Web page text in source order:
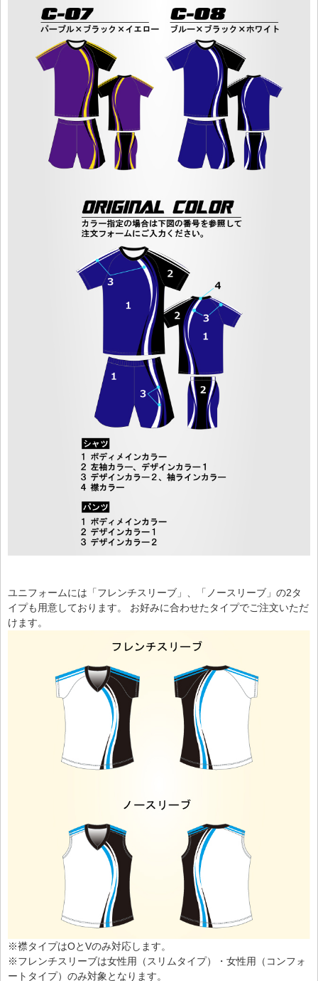
ユニフォームには「フレンチスリーブ」、「ノースリーブ」の2タ
イプも用意しております。 お好みに合わせたタイプでご注文いただ
けます。
※襟タイプはOとVのみ対応します。
※フレンチスリーブは女性用（スリムタイプ）・女性用（コンフォ
ートタイプ）のみ対象となります。